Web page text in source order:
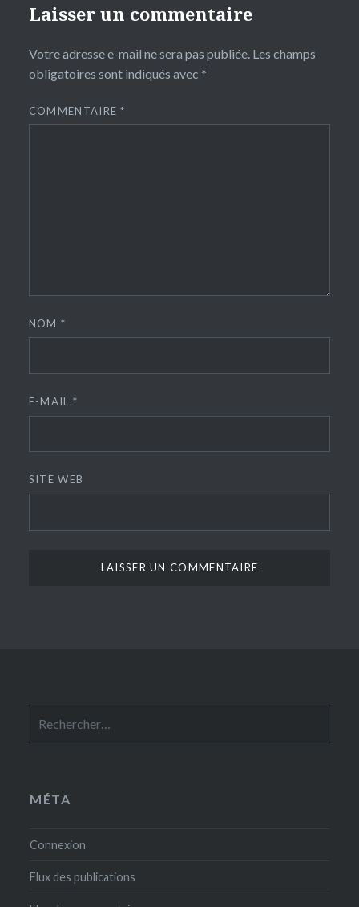
Laisser un commentaire
Votre adresse e-mail ne sera pas publiée. Les champs
obligatoires sont indiqués avec *
COMMENTAIRE*
NOM*
E-MAIL *
SITE WEB
MÉTA
Connexion
Flux des publications